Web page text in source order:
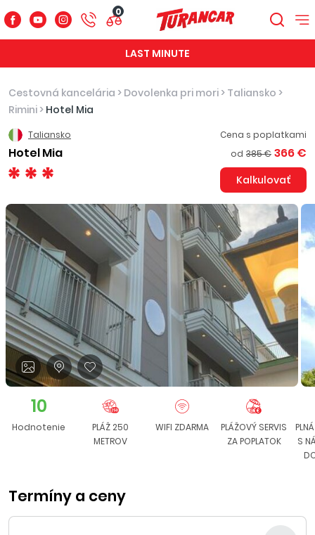
0
LAST MINUTE
Cestovná kancelária > Dovolenka pri mori > Taliansko >
Rimini > Hotel Mia
Taliansko
Hotel Mia
Cena s poplatkami
od 385 € 366 €
Kalkulovať
10
Hodnotenie
PLÁŽ 250
METROV
WIFI ZDARMA
PLÁŽOVÝ SERVIS
ZA POPLATOK
S
Termíny a ceny